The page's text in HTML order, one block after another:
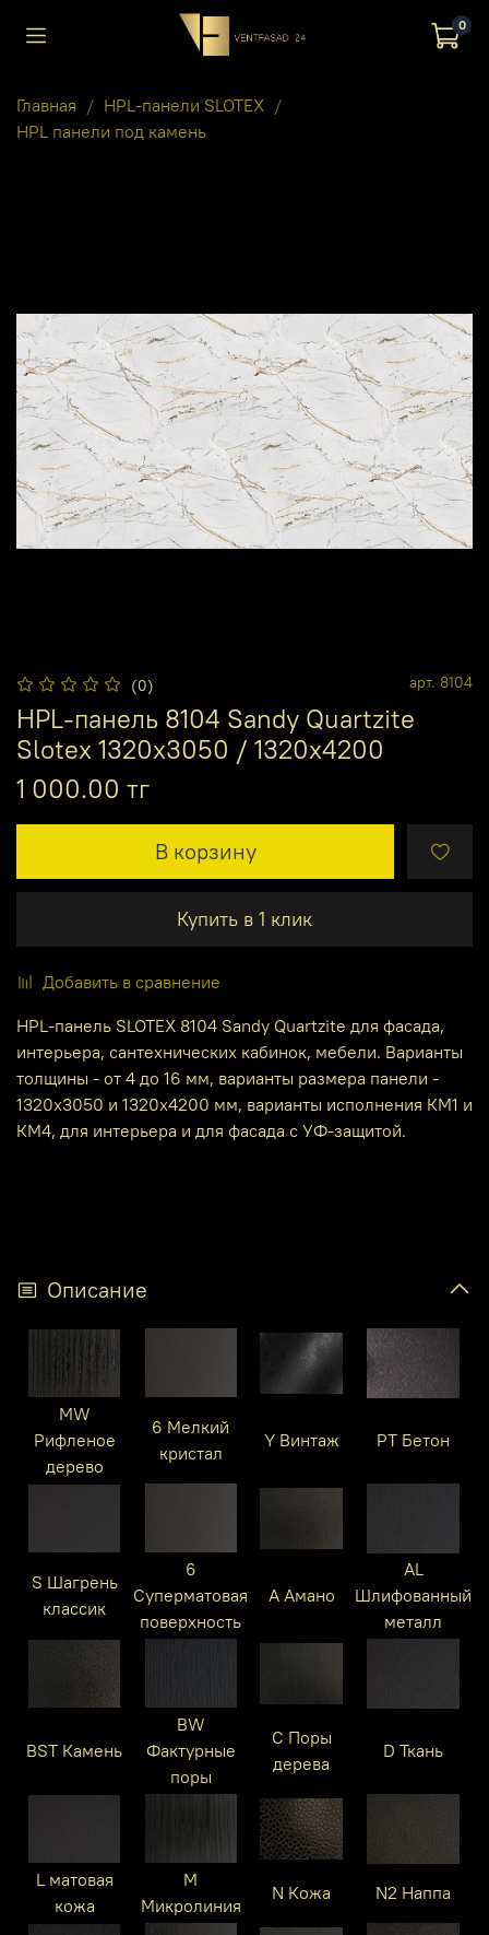
0
Главная
HPL-панели SLOTEX
HPL панели под камень
(0) арт. 8104
HPL-панель 8104 Sandy Quartzite
Slotex 1320х3050 / 1320х4200
1 000.00 тг
В корзину
Купить в 1 клик
Добавить в сравнение
HPL-панель SLOTEX 8104 Sandy Quartzite для фасада,
интерьера, сантехнических кабинок, мебели. Варианты
толщины - от 4 до 16 мм, варианты размера панели -
1320х3050 и 1320х4200 мм, варианты исполнения КМ1 и
КМ4, для интерьера и для фасада с УФ-защитой.
Описание
MW
Рифленое
дерево
6 Мелкий
кристал
Y Винтаж PT Бетон
S Шагрень
классик
6
Суперматовая
поверхность
A Амано
AL
Шлифованный
металл
BST Камень
BW
Фактурные
поры
C Поры
дерева
D Ткань
L матовая
кожа
M
Микролиния
N Кожа N2 Наппа